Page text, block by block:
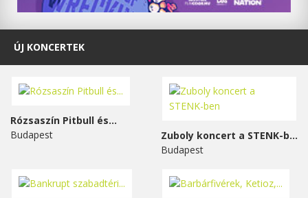
ÚJ KONCERTEK
Rózsaszín Pitbull és...
Budapest
Zuboly koncert a STENK-ben
Budapest